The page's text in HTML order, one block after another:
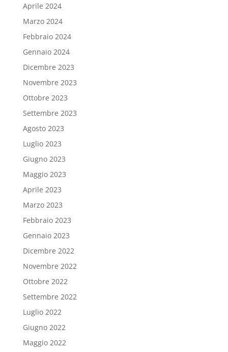
Aprile 2024
Marzo 2024
Febbraio 2024
Gennaio 2024
Dicembre 2023
Novembre 2023
Ottobre 2023
Settembre 2023
Agosto 2023
Luglio 2023
Giugno 2023
Maggio 2023
Aprile 2023
Marzo 2023
Febbraio 2023
Gennaio 2023
Dicembre 2022
Novembre 2022
Ottobre 2022
Settembre 2022
Luglio 2022
Giugno 2022
Maggio 2022